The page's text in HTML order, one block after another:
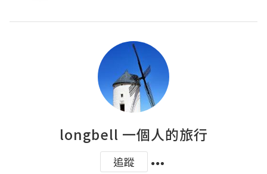
longbell 一個人的旅行
追蹤